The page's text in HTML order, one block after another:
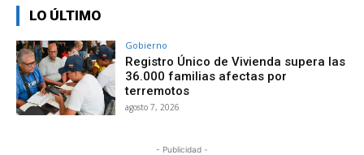
LO ÚLTIMO
Gobierno
Registro Único de Vivienda supera las
36.000 familias afectas por
terremotos
agosto 7, 2026
- Publicidad -